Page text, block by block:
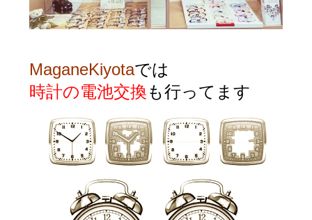
MaganeKiyotaでは
時計の電池交換も行ってます